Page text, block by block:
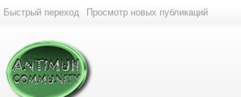
Быстрый переход Просмотр новых публикаций